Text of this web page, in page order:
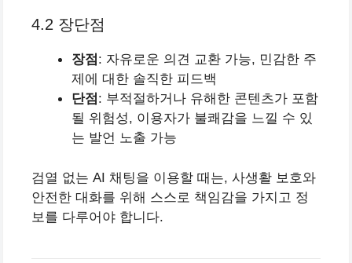
4.2 장단점
장점 : 자유로운 의견 교환 가능, 민감한 주
제에 대한 솔직한 피드백
단점 : 부적절하거나 유해한 콘텐츠가 포함
될 위험성, 이용자가 불쾌감을 느낄 수 있
는 발언 노출 가능
검열 없는 AI 채팅을 이용할 때는, 사생활 보호와
안전한 대화를 위해 스스로 책임감을 가지고 정
보를 다루어야 합니다.